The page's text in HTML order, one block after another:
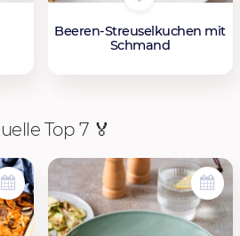
Beeren-Streuselkuchen mit
Schmand
Top 7 🏅